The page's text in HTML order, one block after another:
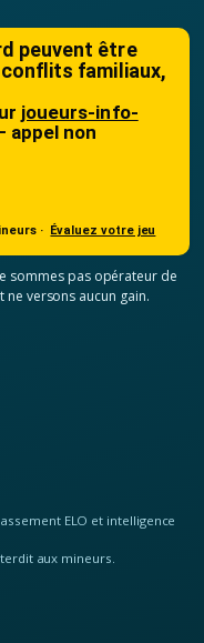
peuvent être
conflits familiaux,
joueurs-info-
appel non
· Évaluez votre jeu
sommes pas opérateur de
ne versons aucun gain.
ELO et intelligence
aux mineurs.